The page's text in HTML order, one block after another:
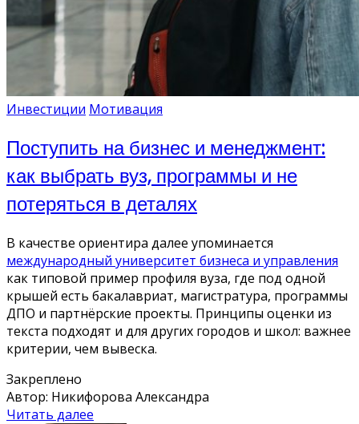
Инвестиции Мотивация
Поступить на бизнес и менеджмент:
как выбрать вуз, программы и не
потеряться в деталях
В качестве ориентира далее упоминается
международный университет бизнеса и управления
как типовой пример профиля вуза, где под одной
крышей есть бакалавриат, магистратура, программы
ДПО и партнёрские проекты. Принципы оценки из
текста подходят и для других городов и школ: важнее
критерии, чем вывеска.
Закреплено
Автор: Никифорова Александра
Читать далее